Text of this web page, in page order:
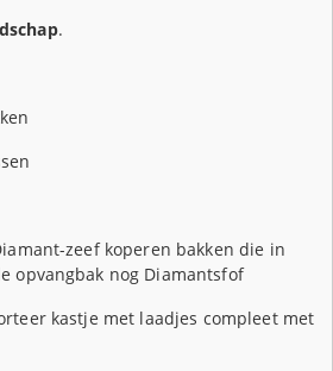
.
zeef koperen bakken die in
opvangbak nog Diamantsfof
kastje met laadjes compleet met